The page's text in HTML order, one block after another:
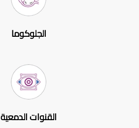
الجلوكوما
القنوات الدمعية